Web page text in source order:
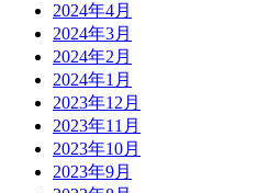
2024年4月
2024年3月
2024年2月
2024年1月
2023年12月
2023年11月
2023年10月
2023年9月